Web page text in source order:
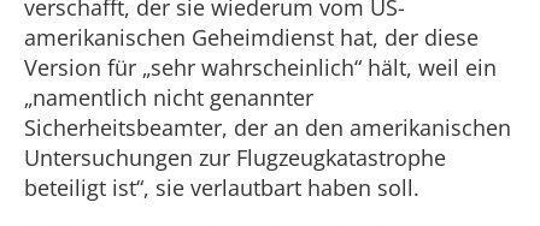
verschafft, der sie wiederum vom US-
amerikanischen Geheimdienst hat, der diese
Version für „sehr wahrscheinlich“ hält, weil ein
„namentlich nicht genannter
Sicherheitsbeamter, der an den amerikanischen
Untersuchungen zur Flugzeugkatastrophe
beteiligt ist“, sie verlautbart haben soll.